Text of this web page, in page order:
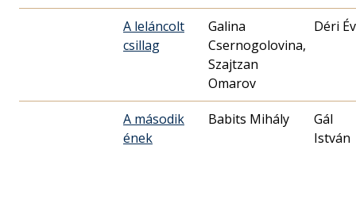
A leláncolt
csillag
Galina
Csernogolovina,
Szajtzan
Omarov
Déri
A második
ének
Babits Mihály
Gál
István